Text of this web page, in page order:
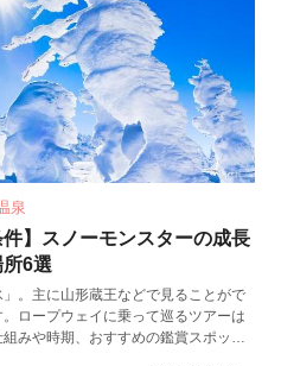
泉
件】スノーモンスターの成長
6選
。主に山形蔵王などで見ることがで
ロープウェイに乗って巡るツアーは
みや時期、おすすめの鑑賞スポット